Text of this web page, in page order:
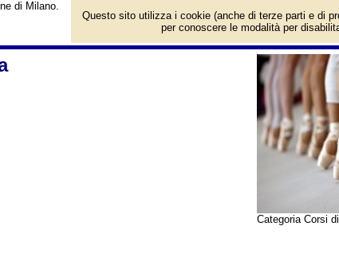
di Milano.
Categoria Corsi
Questo sito utilizza i cookie (anche di terze parti e di
per conoscere le modalità per